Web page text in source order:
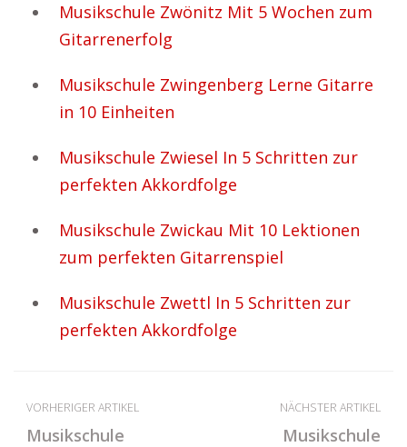
Musikschule Zwönitz Mit 5 Wochen zum
Gitarrenerfolg
Musikschule Zwingenberg Lerne Gitarre
in 10 Einheiten
Musikschule Zwiesel In 5 Schritten zur
perfekten Akkordfolge
Musikschule Zwickau Mit 10 Lektionen
zum perfekten Gitarrenspiel
Musikschule Zwettl In 5 Schritten zur
perfekten Akkordfolge
VORHERIGER ARTIKEL
Musikschule
NÄCHSTER ARTIKEL
Musikschule